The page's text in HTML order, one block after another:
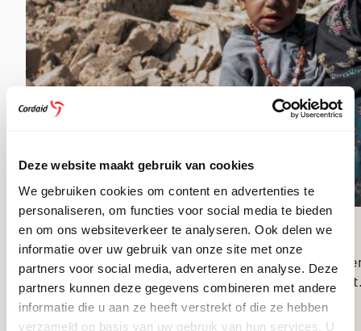
Deze website maakt gebruik van cookies
We gebruiken cookies om content en advertenties te
personaliseren, om functies voor social media te bieden
en om ons websiteverkeer te analyseren. Ook delen we
informatie over uw gebruik van onze site met onze
partners voor social media, adverteren en analyse. Deze
partners kunnen deze gegevens combineren met andere
informatie die u aan ze heeft verstrekt of die ze hebben
verzameld op basis van uw gebruik van hun services. U
FLEX DONEREN
Wil jij armoede en ongelijkheid aanpakken,
bepaal je elke maand zelf of je wel of niet
LEES MEER